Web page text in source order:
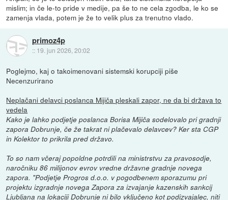
mislim; in če le-to pride v medije, pa še to ne cela zgodba, le ko se
zamenja vlada, potem je že to velik plus za trenutno vlado.
primoz4p
:: 19. jun 2026, 20:02
Poglejmo, kaj o takoimenovani sistemski korupciji piše
Necenzurirano
Neplačani delavci poslanca Mijiča pleskali zapor, ne da bi država to
vedela
Kako je lahko podjetje poslanca Borisa Mijiča sodelovalo pri gradnji
zapora Dobrunje, če že takrat ni plačevalo delavcev? Ker sta CGP
in Kolektor to prikrila pred državo.
To so nam včeraj popoldne potrdili na ministrstvu za pravosodje,
naročniku 86 milijonov evrov vredne državne gradnje novega
zapora. "Podjetje Progros d.o.o. v pogodbenem sporazumu pri
projektu izgradnje novega Zapora za izvajanje kazenskih sankcij
Ljubljana na lokaciji Dobrunje ni bilo vključeno kot podizvajalec, niti